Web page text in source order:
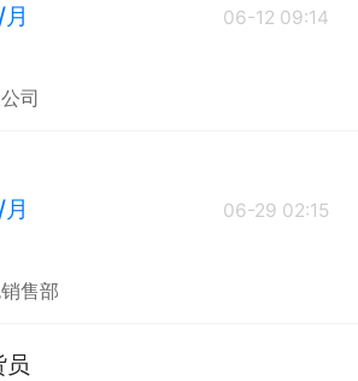
06-12 09:14
司
06-29 02:15
售部
员